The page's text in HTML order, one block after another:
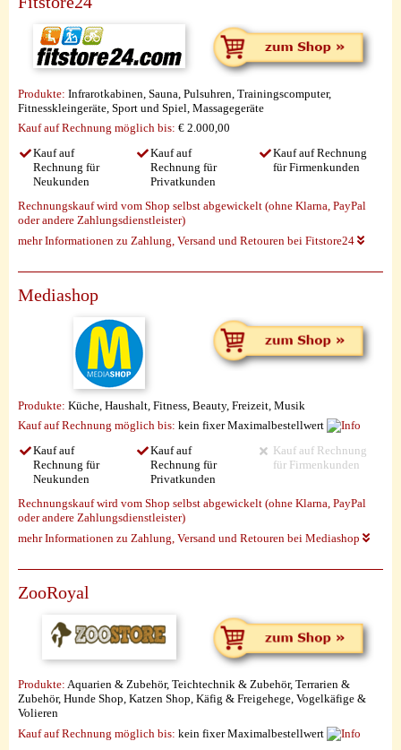
Produkte: Infrarotkabinen, Sauna, Pulsuhren, Trainingscomputer,
Fitnesskleingeräte, Sport und Spiel, Massagegeräte
Kauf auf Rechnung möglich bis: € 2.000,00
Kauf auf
Rechnung für
Neukunden
Kauf auf
Rechnung für
Privatkunden
Kauf auf Rechnung
für Firmenkunden
Rechnungskauf wird vom Shop selbst abgewickelt (ohne Klarna, PayPal
oder andere Zahlungsdienstleister)
mehr Informationen zu Zahlung, Versand und Retouren bei Fitstore24
Mediashop
Produkte: Küche, Haushalt, Fitness, Beauty, Freizeit, Musik
Kauf auf Rechnung möglich bis: kein fixer Maximalbestellwert
Kauf auf
Rechnung für
Neukunden
Kauf auf
Rechnung für
Privatkunden
Kauf auf Rechnung
für Firmenkunden
Rechnungskauf wird vom Shop selbst abgewickelt (ohne Klarna, PayPal
oder andere Zahlungsdienstleister)
mehr Informationen zu Zahlung, Versand und Retouren bei Mediashop
ZooRoyal
Produkte: Aquarien & Zubehör, Teichtechnik & Zubehör, Terrarien &
Zubehör, Hunde Shop, Katzen Shop, Käfig & Freigehege, Vogelkäfige &
Volieren
Kauf auf Rechnung möglich bis: kein fixer Maximalbestellwert